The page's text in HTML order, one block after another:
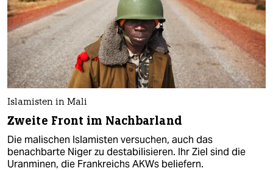
Islamisten in Mali
Zweite Front im Nachbarland
Die malischen Islamisten versuchen, auch das
benachbarte Niger zu destabilisieren. Ihr Ziel sind die
Uranminen, die Frankreichs AKWs beliefern.